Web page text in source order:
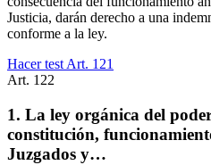
Justicia, darán derecho a una
conforme a la ley.
Hacer test Art. 121
Art. 122
1. La ley orgánica del
constitución,
Juzgados y…